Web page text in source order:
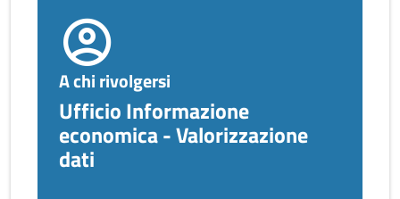
A chi rivolgersi
Ufficio Informazione
economica - Valorizzazione
dati